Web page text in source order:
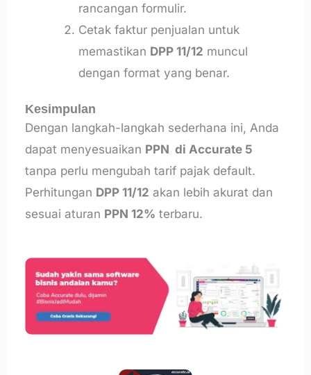
rancangan formulir.
Cetak faktur penjualan untuk
memastikan DPP 11/12 muncul
dengan format yang benar.
Kesimpulan
Dengan langkah-langkah sederhana ini, Anda
dapat menyesuaikan PPN di Accurate 5
tanpa perlu mengubah tarif pajak default.
Perhitungan DPP 11/12 akan lebih akurat dan
sesuai aturan PPN 12% terbaru.